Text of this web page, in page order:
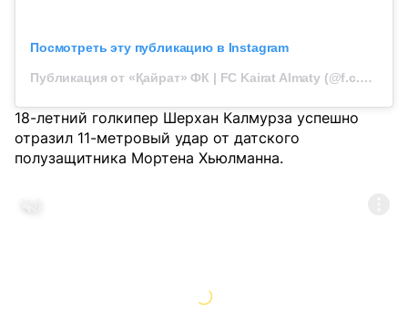
Посмотреть эту публикацию в Instagram
Публикация от «Қайрат» ФК | FC Kairat Almaty (@f.c.kairat)
18-летний голкипер Шерхан Калмурза успешно
отразил 11-метровый удар от датского
полузащитника Мортена Хьюлманна.